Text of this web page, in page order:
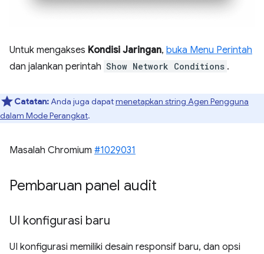
Untuk mengakses Kondisi Jaringan, buka Menu Perintah
dan jalankan perintah Show Network Conditions .
Catatan:Anda juga dapatmenetapkan string Agen Pengguna
dalam Mode Perangkat.
Masalah Chromium #1029031
Pembaruan panel audit
UI konfigurasi baru
UI konfigurasi memiliki desain responsif baru, dan opsi